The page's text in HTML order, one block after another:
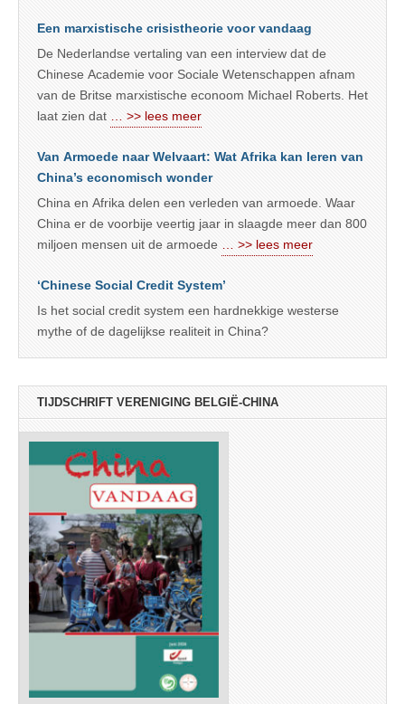
Een marxistische crisistheorie voor vandaag
De Nederlandse vertaling van een interview dat de
Chinese Academie voor Sociale Wetenschappen afnam
van de Britse marxistische econoom Michael Roberts. Het
laat zien dat … >> lees meer
Van Armoede naar Welvaart: Wat Afrika kan leren van
China’s economisch wonder
China en Afrika delen een verleden van armoede. Waar
China er de voorbije veertig jaar in slaagde meer dan 800
miljoen mensen uit de armoede … >> lees meer
‘Chinese Social Credit System’
Is het social credit system een hardnekkige westerse
mythe of de dagelijkse realiteit in China?
TIJDSCHRIFT VERENIGING BELGIË-CHINA